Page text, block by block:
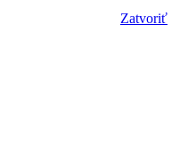
Zatvoriť